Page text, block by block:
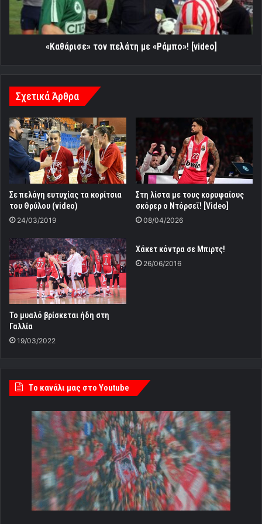
«Καθάρισε» τον πελάτη με «Ράμπο»! [video]
Σχετικά Άρθρα
Σε πελάγη ευτυχίας τα κορίτσια
του Θρύλου (video)
24/03/2019
Στη λίστα με τους κορυφαίους
σκόρερ ο Ντόρσεϊ! [Video]
08/04/2026
Το μυαλό βρίσκεται ήδη στη
Γαλλία
19/03/2022
Χάκετ κόντρα σε Μπιρτς!
26/06/2016
Tο κανάλι μας στο Youtube